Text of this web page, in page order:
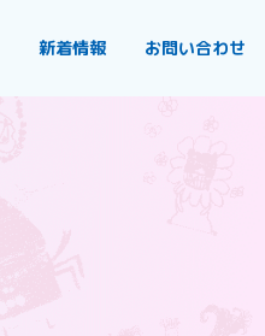
新着情報 お問い合わせ